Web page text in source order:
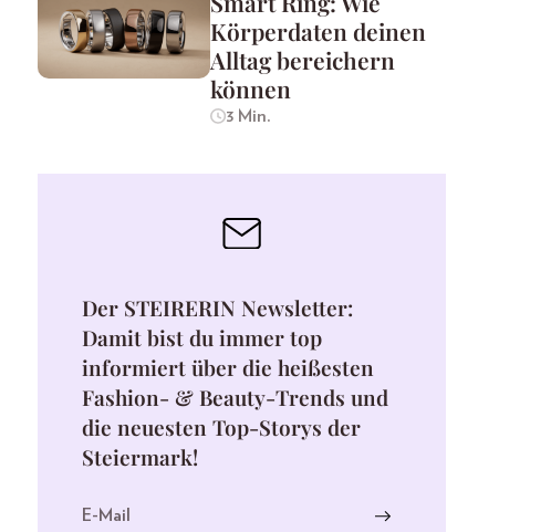
Körperdaten deinen
Alltag bereichern
können
3 Min.
Der STEIRERIN Newsletter:
Damit bist du immer top
informiert über die heißesten
Fashion- & Beauty-Trends und
die neuesten Top-Storys der
Steiermark!